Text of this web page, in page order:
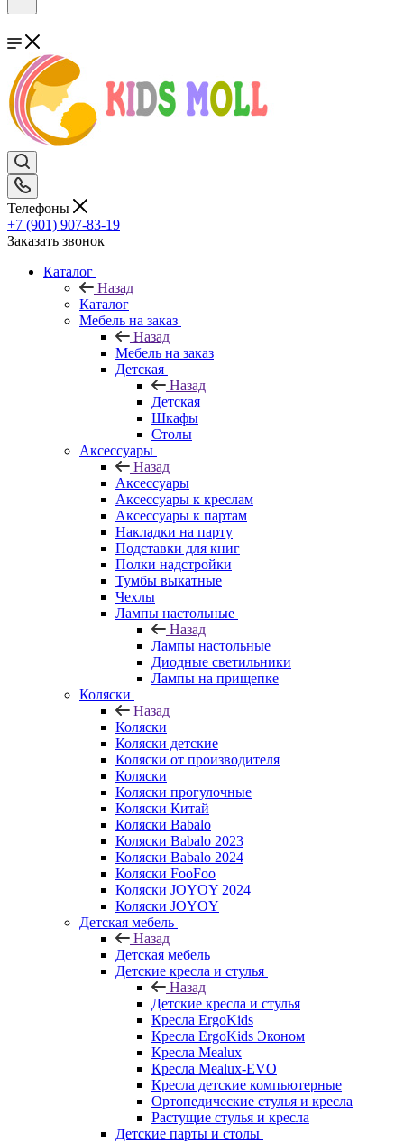
Телефоны
+7 (901) 907-83-19
Заказать звонок
Каталог
Назад
Каталог
Мебель на заказ
Назад
Мебель на заказ
Детская
Назад
Детская
Шкафы
Столы
Аксессуары
Назад
Аксессуары
Аксессуары к креслам
Аксессуары к партам
Накладки на парту
Подставки для книг
Полки надстройки
Тумбы выкатные
Чехлы
Лампы настольные
Назад
Лампы настольные
Диодные светильники
Лампы на прищепке
Коляски
Назад
Коляски
Коляски детские
Коляски от производителя
Коляски
Коляски прогулочные
Коляски Китай
Коляски Babalo
Коляски Babalo 2023
Коляски Babalo 2024
Коляски FooFoo
Коляски JOYOY 2024
Коляски JOYOY
Детская мебель
Назад
Детская мебель
Детские кресла и стулья
Назад
Детские кресла и стулья
Кресла ErgoKids
Кресла ErgoKids Эконом
Кресла Mealux
Кресла Mealux-EVO
Кресла детские компьютерные
Ортопедические стулья и кресла
Растущие стулья и кресла
Детские парты и столы